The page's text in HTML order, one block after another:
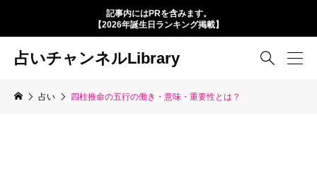
記事内にはPRを含みます。
【2026年誕生日ランキング掲載】
占いチャンネルLibrary 
占い 四柱推命の五行の働き・意味・重要性とは？